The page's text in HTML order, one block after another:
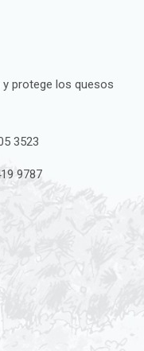
protege los quesos
3523
9787